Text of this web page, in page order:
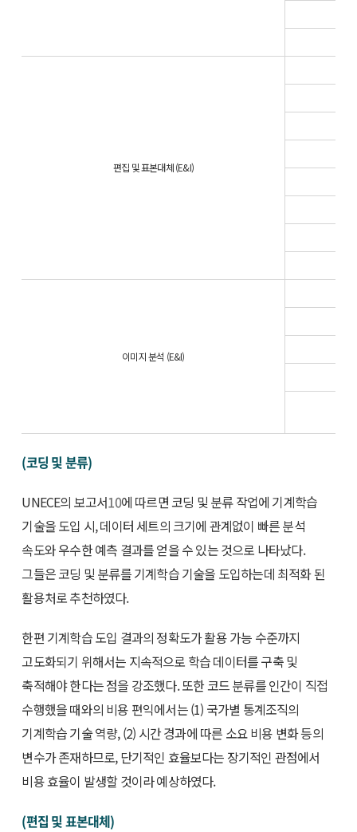
편집 및 표본대체 (E&I)
이미지 분석 (E&I)
(코딩 및 분류)
UNECE의 보고서10에 따르면 코딩 및 분류 작업에 기계학습
기술을 도입 시, 데이터 세트의 크기에 관계없이 빠른 분석
속도와 우수한 예측 결과를 얻을 수 있는 것으로 나타났다.
그들은 코딩 및 분류를 기계학습 기술을 도입하는데 최적화 된
활용처로 추천하였다.
한편 기계학습 도입 결과의 정확도가 활용 가능 수준까지
고도화되기 위해서는 지속적으로 학습 데이터를 구축 및
축적해야 한다는 점을 강조했다. 또한 코드 분류를 인간이 직접
수행했을 때와의 비용 편익에서는 (1) 국가별 통계조직의
기계학습 기술 역량, (2) 시간 경과에 따른 소요 비용 변화 등의
변수가 존재하므로, 단기적인 효율보다는 장기적인 관점에서
비용 효율이 발생할 것이라 예상하였다.
(편집 및 표본대체)